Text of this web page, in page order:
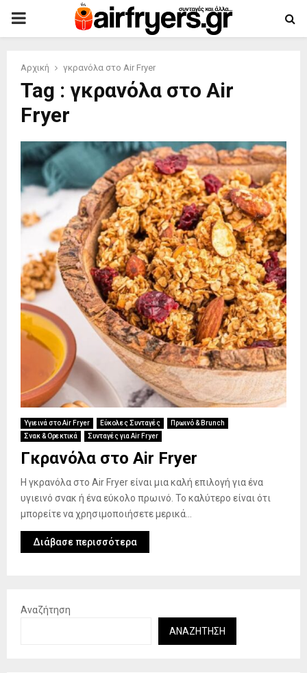
PRIMARY
Αρχική γκρανόλα στο Air Fryer
Tag : γκρανόλα στο Air
Fryer
Υγιεινά στο Air Fryer Εύκολες Συνταγές
Πρωινό & Brunch
Σνακ & Ορεκτικά
Συνταγές για Air Fryer
Γκρανόλα στο Air Fryer
Η γκρανόλα στο Air Fryer είναι μια καλή επιλογή για ένα
υγιεινό σνακ ή ένα εύκολο πρωινό. Το καλύτερο είναι ότι
μπορείτε να χρησιμοποιήσετε μερικά...
Διάβασε περισσότερα
Αναζήτηση
ΑΝΑΖΉΤΗΣΗ